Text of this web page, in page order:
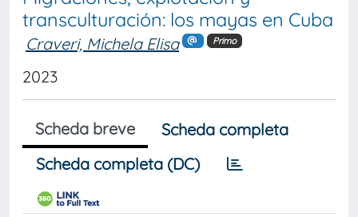
transculturación: los mayas en Cuba
Craveri, Michela Elisa Primo
2023
Scheda breve
Scheda completa
Scheda completa (DC)